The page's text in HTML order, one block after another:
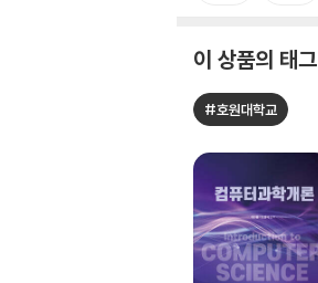
이 상품의 태그
#호원대학교